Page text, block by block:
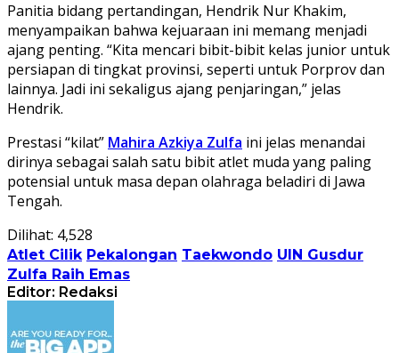
Panitia bidang pertandingan, Hendrik Nur Khakim,
menyampaikan bahwa kejuaraan ini memang menjadi
ajang penting. “Kita mencari bibit-bibit kelas junior untuk
persiapan di tingkat provinsi, seperti untuk Porprov dan
lainnya. Jadi ini sekaligus ajang penjaringan,” jelas
Hendrik.
Prestasi “kilat” Mahira Azkiya Zulfa ini jelas menandai
dirinya sebagai salah satu bibit atlet muda yang paling
potensial untuk masa depan olahraga beladiri di Jawa
Tengah.
Dilihat: 4,528
Atlet Cilik Pekalongan Taekwondo UIN Gusdur
Zulfa Raih Emas
Editor: Redaksi